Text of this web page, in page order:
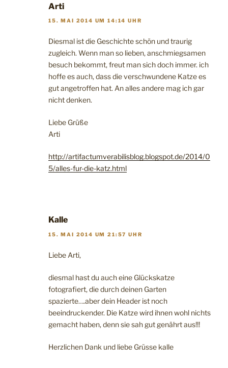
Arti
15. MAI 2014 UM 14:14 UHR
Diesmal ist die Geschichte schön und traurig
zugleich. Wenn man so lieben, anschmiegsamen
besuch bekommt, freut man sich doch immer. ich
hoffe es auch, dass die verschwundene Katze es
gut angetroffen hat. An alles andere mag ich gar
nicht denken.
Liebe Grüße
Arti
http://artifactumverabilisblog.blogspot.de/2014/0
5/alles-fur-die-katz.html
Kalle
15. MAI 2014 UM 21:57 UHR
Liebe Arti,
diesmal hast du auch eine Glückskatze
fotografiert, die durch deinen Garten
spazierte….aber dein Header ist noch
beeindruckender. Die Katze wird ihnen wohl nichts
gemacht haben, denn sie sah gut genährt aus!!!
Herzlichen Dank und liebe Grüsse kalle